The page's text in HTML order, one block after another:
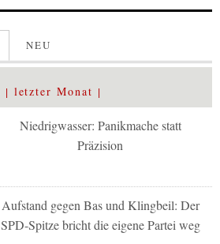
NEU
letzter Monat
Niedrigwasser: Panikmache statt
Präzision
Aufstand gegen Bas und Klingbeil: Der
SPD-Spitze bricht die eigene Partei weg